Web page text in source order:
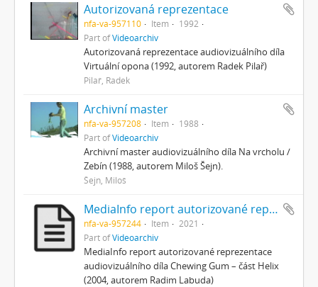
Autorizovaná reprezentace
nfa-va-957110 Item
1992
Part ofVideoarchiv
Autorizovaná reprezentace audiovizuálního díla
Virtuální opona (1992, autorem Radek Pilař)
Pilař, Radek
Archivní master
nfa-va-957208 Item
1988
Part ofVideoarchiv
Archivní master audiovizuálního díla Na vrcholu /
Zebín (1988, autorem Miloš Šejn).
Šejn, Miloš
MediaInfo report autorizované reprezentace – Helix
nfa-va-957244 Item
2021
Part ofVideoarchiv
MediaInfo report autorizované reprezentace
audiovizuálního díla Chewing Gum – část Helix
(2004, autorem Radim Labuda)